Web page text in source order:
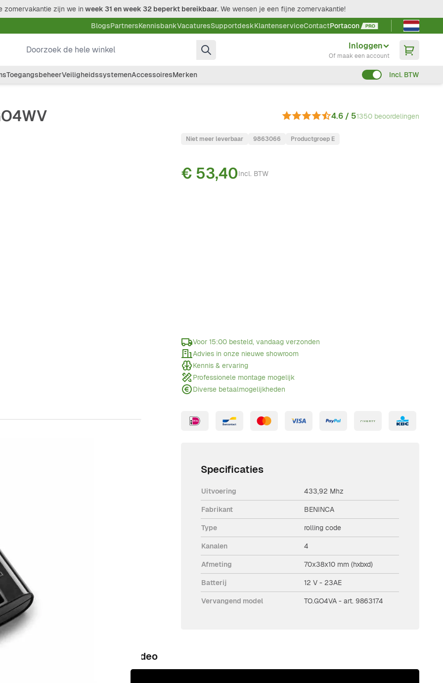
zomervakantie zijn we in week 31 en week 32 beperkt bereikbaar. We wensen je een fijne zomervakantie!
BlogsPartnersKennisbankVacaturesSupportdeskKlantenserviceContactPortacon
Taal kiezen
Doorzoek de hele winkel
Inloggen
Of maak een account
ToegangsbeheerVeiligheidssystemenAccessoiresMerken Incl. BTW
4.6 / 51350 beoordelingen
Niet meer leverbaar 9863066 Productgroep E
Incl. BTW
€ 53,40
Voor 15:00 besteld, vandaag verzonden
Advies in onze nieuwe showroom
Kennis & ervaring
Professionele montage mogelijk
Diverse betaalmogelijkheden
veilige rolling code. Dit type
de
te leren.
Specificaties
Uitvoering 433,92 Mhz
Fabrikant BENINCA
Type rolling code
Kanalen 4
Afmeting 70x38x10 mm (hxbxd)
Batterij 12 V - 23AE
Vervangend model TO.GO4VA - art. 9863174
Video